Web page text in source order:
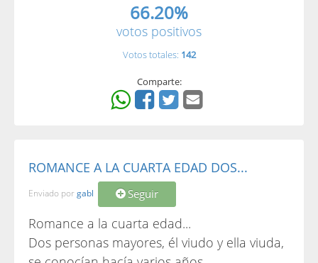
66.20%
votos positivos
Votos totales: 142
Comparte:
ROMANCE A LA CUARTA EDAD DOS...
Enviado por gabl Seguir
Romance a la cuarta edad...
Dos personas mayores, él viudo y ella viuda,